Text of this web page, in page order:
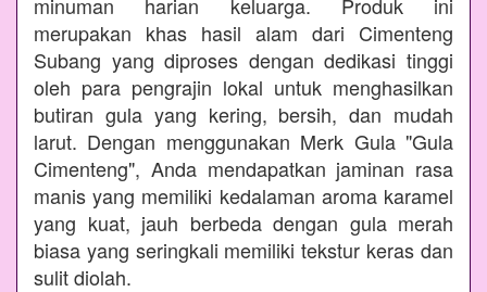
merupakan khas hasil alam dari Cimenteng
Subang yang diproses dengan dedikasi tinggi
oleh para pengrajin lokal untuk menghasilkan
butiran gula yang kering, bersih, dan mudah
larut. Dengan menggunakan Merk Gula "Gula
Cimenteng", Anda mendapatkan jaminan rasa
manis yang memiliki kedalaman aroma karamel
yang kuat, jauh berbeda dengan gula merah
biasa yang seringkali memiliki tekstur keras dan
sulit diolah.